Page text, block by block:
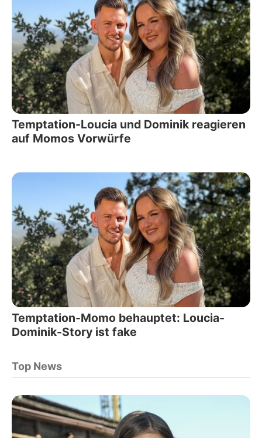
Temptation-Loucia und Dominik reagieren
auf Momos Vorwürfe
Temptation-Momo behauptet: Loucia-
Dominik-Story ist fake
Top News